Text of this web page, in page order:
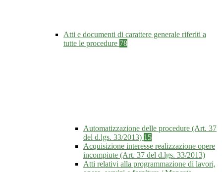
Atti e documenti di carattere generale riferiti a
tutte le procedure 78
Automatizzazione delle procedure (Art. 37
del d.lgs. 33/2013) 15
Acquisizione interesse realizzazione opere
incompiute (Art. 37 del d.lgs. 33/2013)
Atti relativi alla programmazione di lavori,